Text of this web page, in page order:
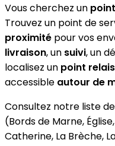
Vous cherchez un
Trouvez un point de
proximité pour vos
livraison, un suivi, un
localisez un point relais
accessible autour de
Consultez notre liste
(Bords de Marne,
Catherine, La Brèche,